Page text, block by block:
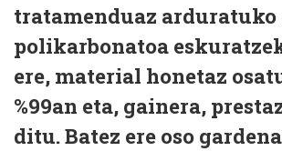
tratamenduaz arduratuko
polikarbonatoa
ere, material honetaz
%99an eta, gainera,
ditu. Batez ere oso